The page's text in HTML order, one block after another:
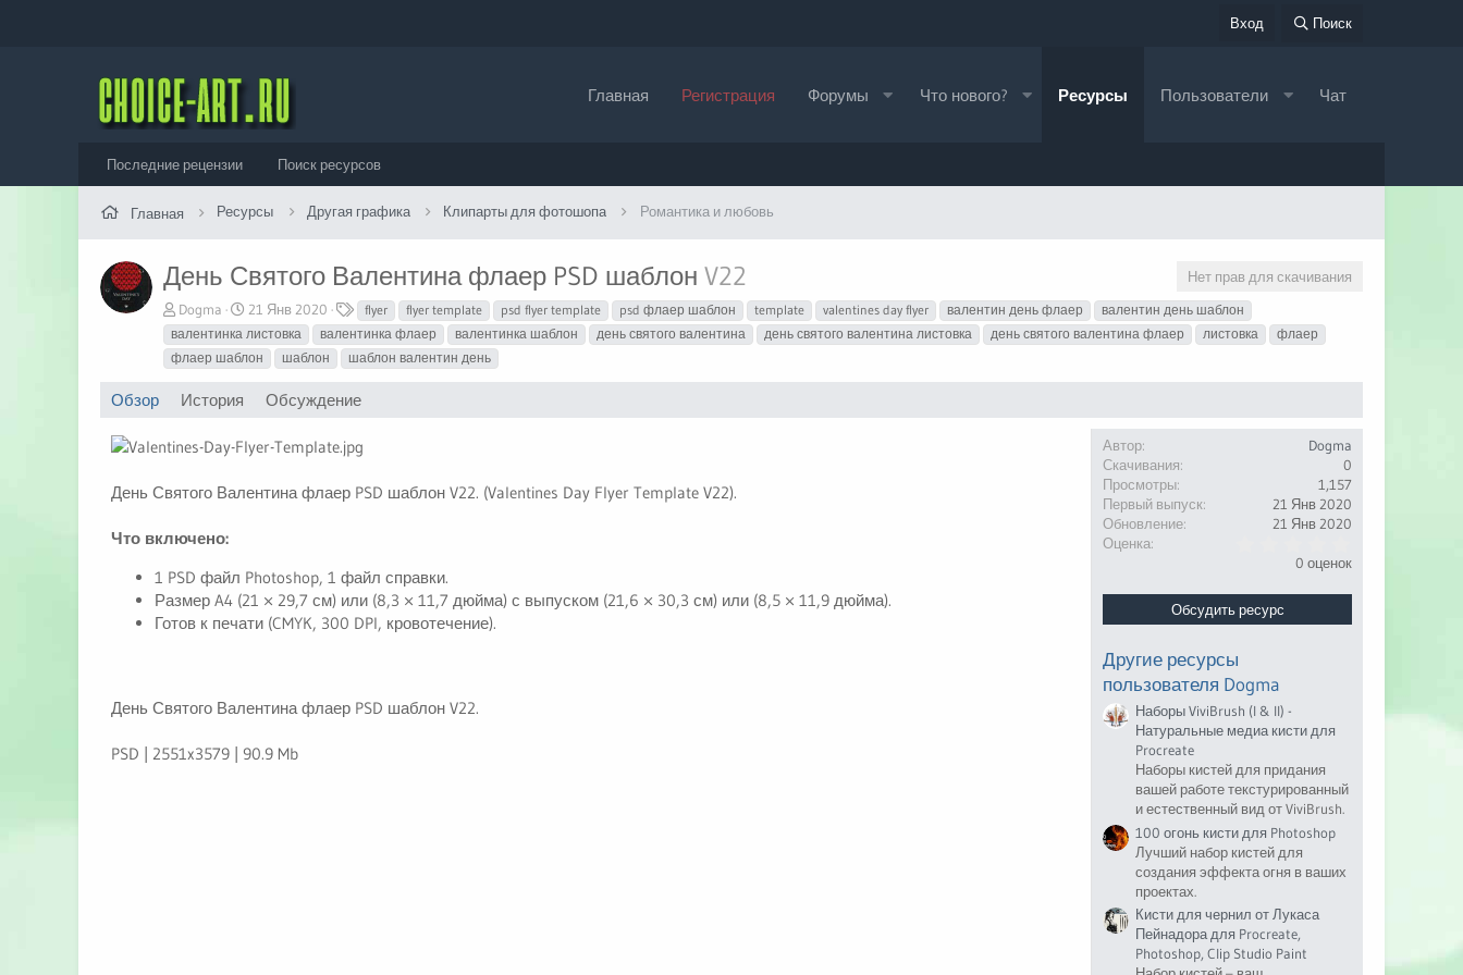
Вход Поиск
Главная Регистрация Форумы Что нового? Ресурсы Пользователи Чат
Последние рецензии Поиск ресурсов
Главная Ресурсы Другая графика Клипарты для фотошопа Романтика и любовь
День Святого Валентина флаер PSD шаблон V22
Нет прав для скачивания
А
в
т
о
р
Dogma
Д
а
т
а
с
д
и
21 Янв 2020
Т
е
г
и
flyer flyer template psd flyer template psd флаер шаблон template valentines day flyer валентин день флаер
валентин день шаблон
валентинка листовка
валентинка флаер валентинка шаблон день святого валентина день святого валентина листовка день святого валентина флаер листовка
флаер
флаер шаблон
шаблон шаблон валентин день
Обзор История Обсуждение
День Святого Валентина флаер PSD шаблон V22. (Valentines Day Flyer Template V22).
Что включено:
1 PSD файл Photoshop, 1 файл справки.
Размер A4 (21 × 29,7 см) или (8,3 × 11,7 дюйма) с выпуском (21,6 × 30,3 см) или (8,5 × 11,9 дюйма).
Готов к печати (CMYK, 300 DPI, кровотечение).
День Святого Валентина флаер PSD шаблон V22.
PSD | 2551x3579 | 90.9 Mb
Автор
Dogma
Скачивания
0
Просмотры
1,157
Первый выпуск
21 Янв 2020
Обновление
21 Янв 2020
Оценка
.
0
в
0 оценок
Обсудить ресурс
Другие ресурсы
пользователя Dogma
Наборы ViviBrush (I & II) -
Натуральные медиа кисти для
Procreate
Наборы кистей для придания
вашей работе текстурированный
и естественный вид от ViviBrush.
100 огонь кисти для Photoshop
Лучший набор кистей для
создания эффекта огня в ваших
проектах.
Кисти для чернил от Лукаса
Пейнадора для Procreate,
Photoshop, Clip Studio Paint